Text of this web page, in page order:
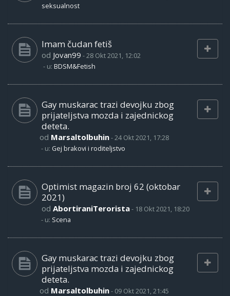
seksualnost
Imam čudan fetiš
od Jovan99 -28 Okt 2021, 12:02
- u: BDSM&Fetish
Gay muskarac trazi devojku zbog
prijateljstva mozda i zajednickog
deteta.
od Marsaltolbuhin-24 Okt 2021, 17:28
- u: Gej brakovi i roditeljstvo
Optimist magazin broj 62 (oktobar
2021)
od AbortiraniTerorista- 18 Okt 2021, 18:20
- u: Scena
Gay muskarac trazi devojku zbog
prijateljstva mozda i zajednickog
deteta.
od Marsaltolbuhin- 09 Okt 2021, 21:45